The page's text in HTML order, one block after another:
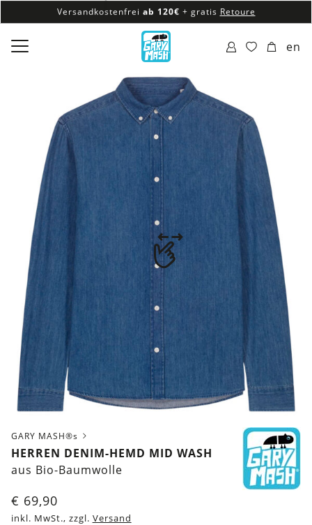
Versandkostenfrei ab 120€ + gratis Retoure
100% veganes & fair produziertes Sortiment
Versandkostenfrei ab 120€
en
GARY MASH®s
HERREN DENIM-HEMD MID WASH
aus Bio-Baumwolle
€ 69,90
inkl. MwSt., zzgl. Versand